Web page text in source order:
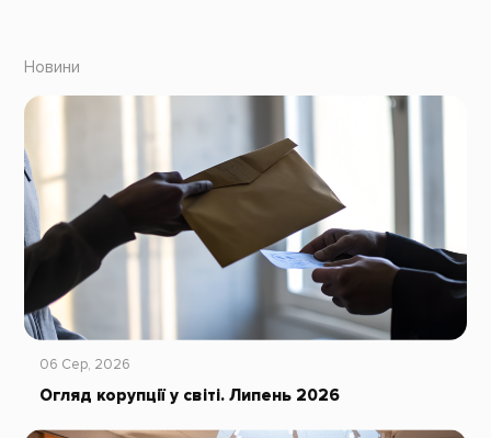
Новини
06 Сер, 2026
Огляд корупції у світі. Липень 2026